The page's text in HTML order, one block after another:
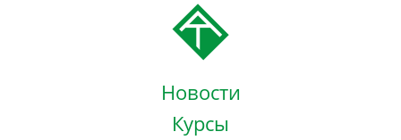
Новости
Курсы